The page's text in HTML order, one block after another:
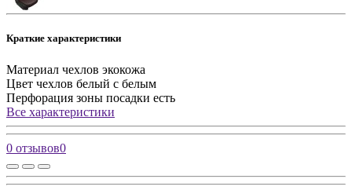
Краткие характеристики
Материал чехлов экокожа
Цвет чехлов белый с белым
Перфорация зоны посадки есть
Все характеристики
0 отзывов0